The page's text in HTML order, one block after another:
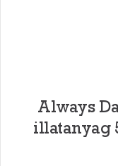
Always
illatanyag